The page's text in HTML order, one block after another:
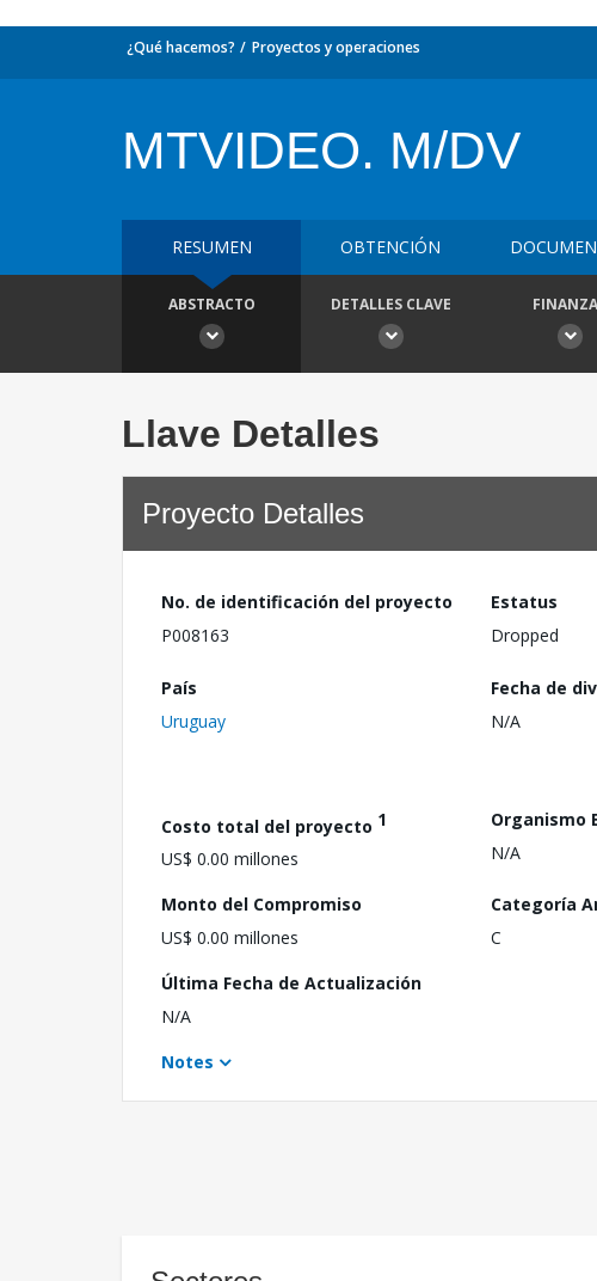
¿Qué hacemos? Proyectos y operaciones
MTVIDEO. M/DV
RESUMEN OBTENCIÓN
ABSTRACTO DETALLES CLAVE
Llave Detalles
Proyecto Detalles
No. de identificación del proyecto
P008163
Estatus
Dropped
País
Uruguay
Fecha de
N/A
Costo total del proyecto 1
US$ 0.00 millones
Organismo
N/A
Monto del Compromiso
US$ 0.00 millones
Categoría
C
Última Fecha de Actualización
N/A
Notes